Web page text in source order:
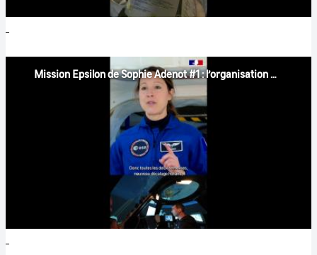
Mission Epsilon de Sophie Adenot #1 : l’organisation de son entrainement